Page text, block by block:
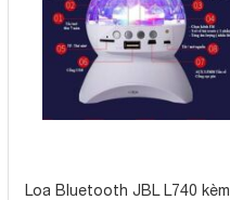
Loa Bluetooth JBL L740 kèm